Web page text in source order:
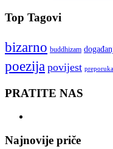
Top Tagovi
bizarno buddhizam
poezija povijest preporuka
PRATITE NAS
Najnovije priče